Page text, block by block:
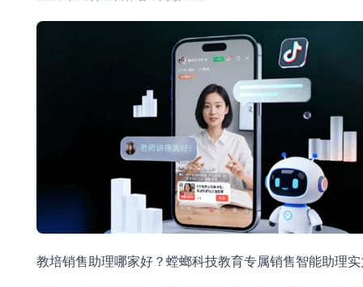
教培销售助理哪家好？螳螂科技教育专属销售智能助理